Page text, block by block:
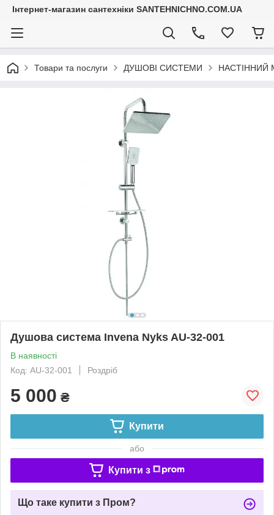
Інтернет-магазин сантехніки SANTEHNICHNO.COM.UA
Товари та послуги ДУШОВІ СИСТЕМИ
Душова система Invena Nyks AU-32-001
В наявності
Код: AU-32-001
Роздріб
5 000 ₴
Купити
або
Купити з
Що таке купити з Пром?